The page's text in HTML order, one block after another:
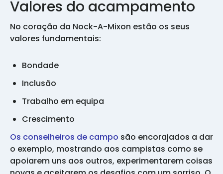
Valores do acampamento
No coração da Nock-A-Mixon estão os seus
valores fundamentais:
Bondade
Inclusão
Trabalho em equipa
Crescimento
Os conselheiros de campo são encorajados a dar
o exemplo, mostrando aos campistas como se
apoiarem uns aos outros, experimentarem coisas